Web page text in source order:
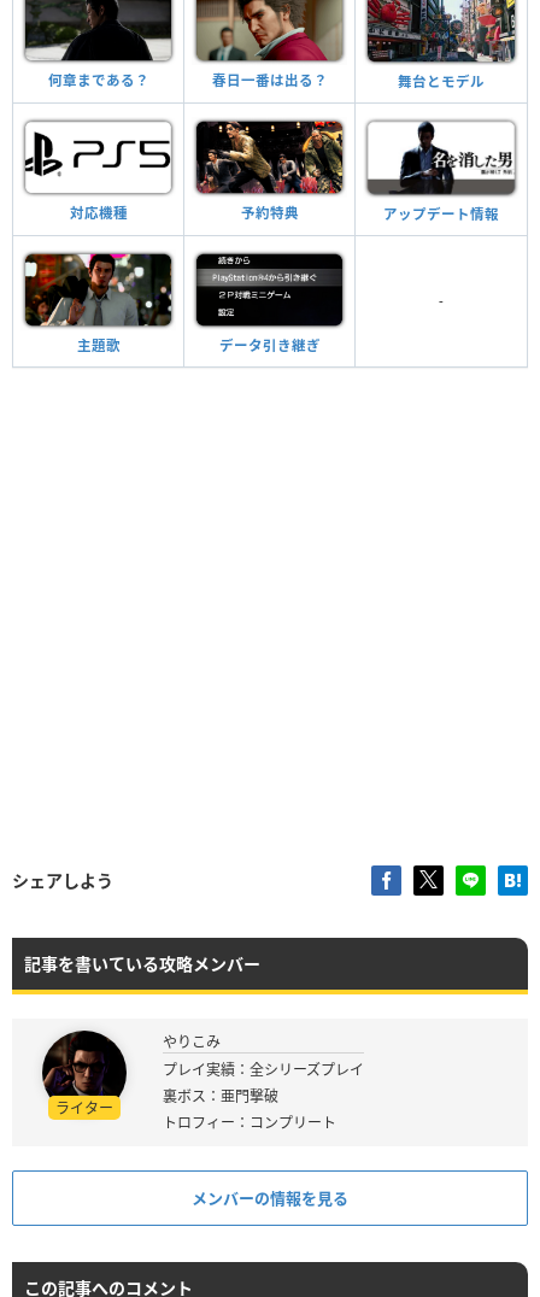
何章まである？ 春日一番は出る？ 舞台とモデル
対応機種 予約特典 アップデート情報
主題歌 データ引き継ぎ
-
シェアしよう
記事を書いている攻略メンバー
ライター
やりこみ
プレイ実績：全シリーズプレイ
裏ボス：亜門撃破
トロフィー：コンプリート
メンバーの情報を見る
この記事へのコメント